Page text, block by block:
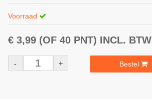
Voorraad
€ 3,99 (OF 40 PNT) INCL. BTW
- + Bestel